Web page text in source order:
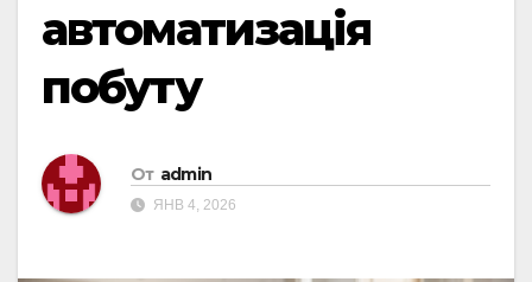
автоматизація
побуту
От admin
ЯНВ 4, 2026